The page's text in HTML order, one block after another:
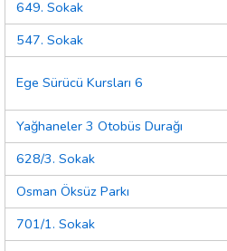
649. Sokak
547. Sokak
Ege Sürücü Kursları 6
Yağhaneler 3 Otobüs Durağı
628/3. Sokak
Osman Öksüz Parkı
701/1. Sokak